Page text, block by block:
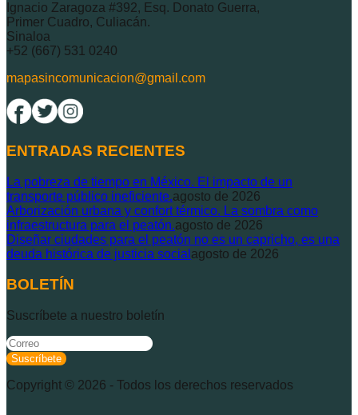
Ignacio Zaragoza #392, Esq. Donato Guerra,
Primer Cuadro, Culiacán.
Sinaloa
+52 (667) 531 0240
mapasincomunicacion@gmail.com
ENTRADAS RECIENTES
La pobreza de tiempo en México. El impacto de un
transporte público ineficiente.agosto de 2026
Arborización urbana y confort térmico. La sombra como
infraestructura para el peatón.agosto de 2026
Diseñar ciudades para el peatón no es un capricho, es una
deuda histórica de justicia social agosto de 2026
BOLETÍN
Suscríbete a nuestro boletín
Suscríbete
Copyright © 2026 - Todos los derechos reservados